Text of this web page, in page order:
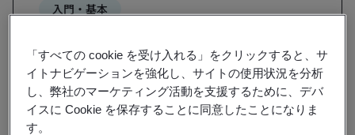
入門・基本
事項を学ぶ
入門研修では、マネジメントシステムの意図と
運用の意義について、要求事項解説研修では、
「すべての cookie を受け入れる」をクリックすると、サ
イトナビゲーションを強化し、サイトの使用状況を分析
し、弊社のマーケティング活動を支援するために、デバ
イスに Cookie を保存することに同意したことになりま
す。